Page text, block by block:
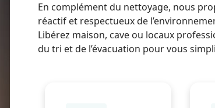
En complément du nettoyage, nous
réactif et respectueux de
Libérez maison, cave ou locaux
du tri et de l’évacuation pour vous